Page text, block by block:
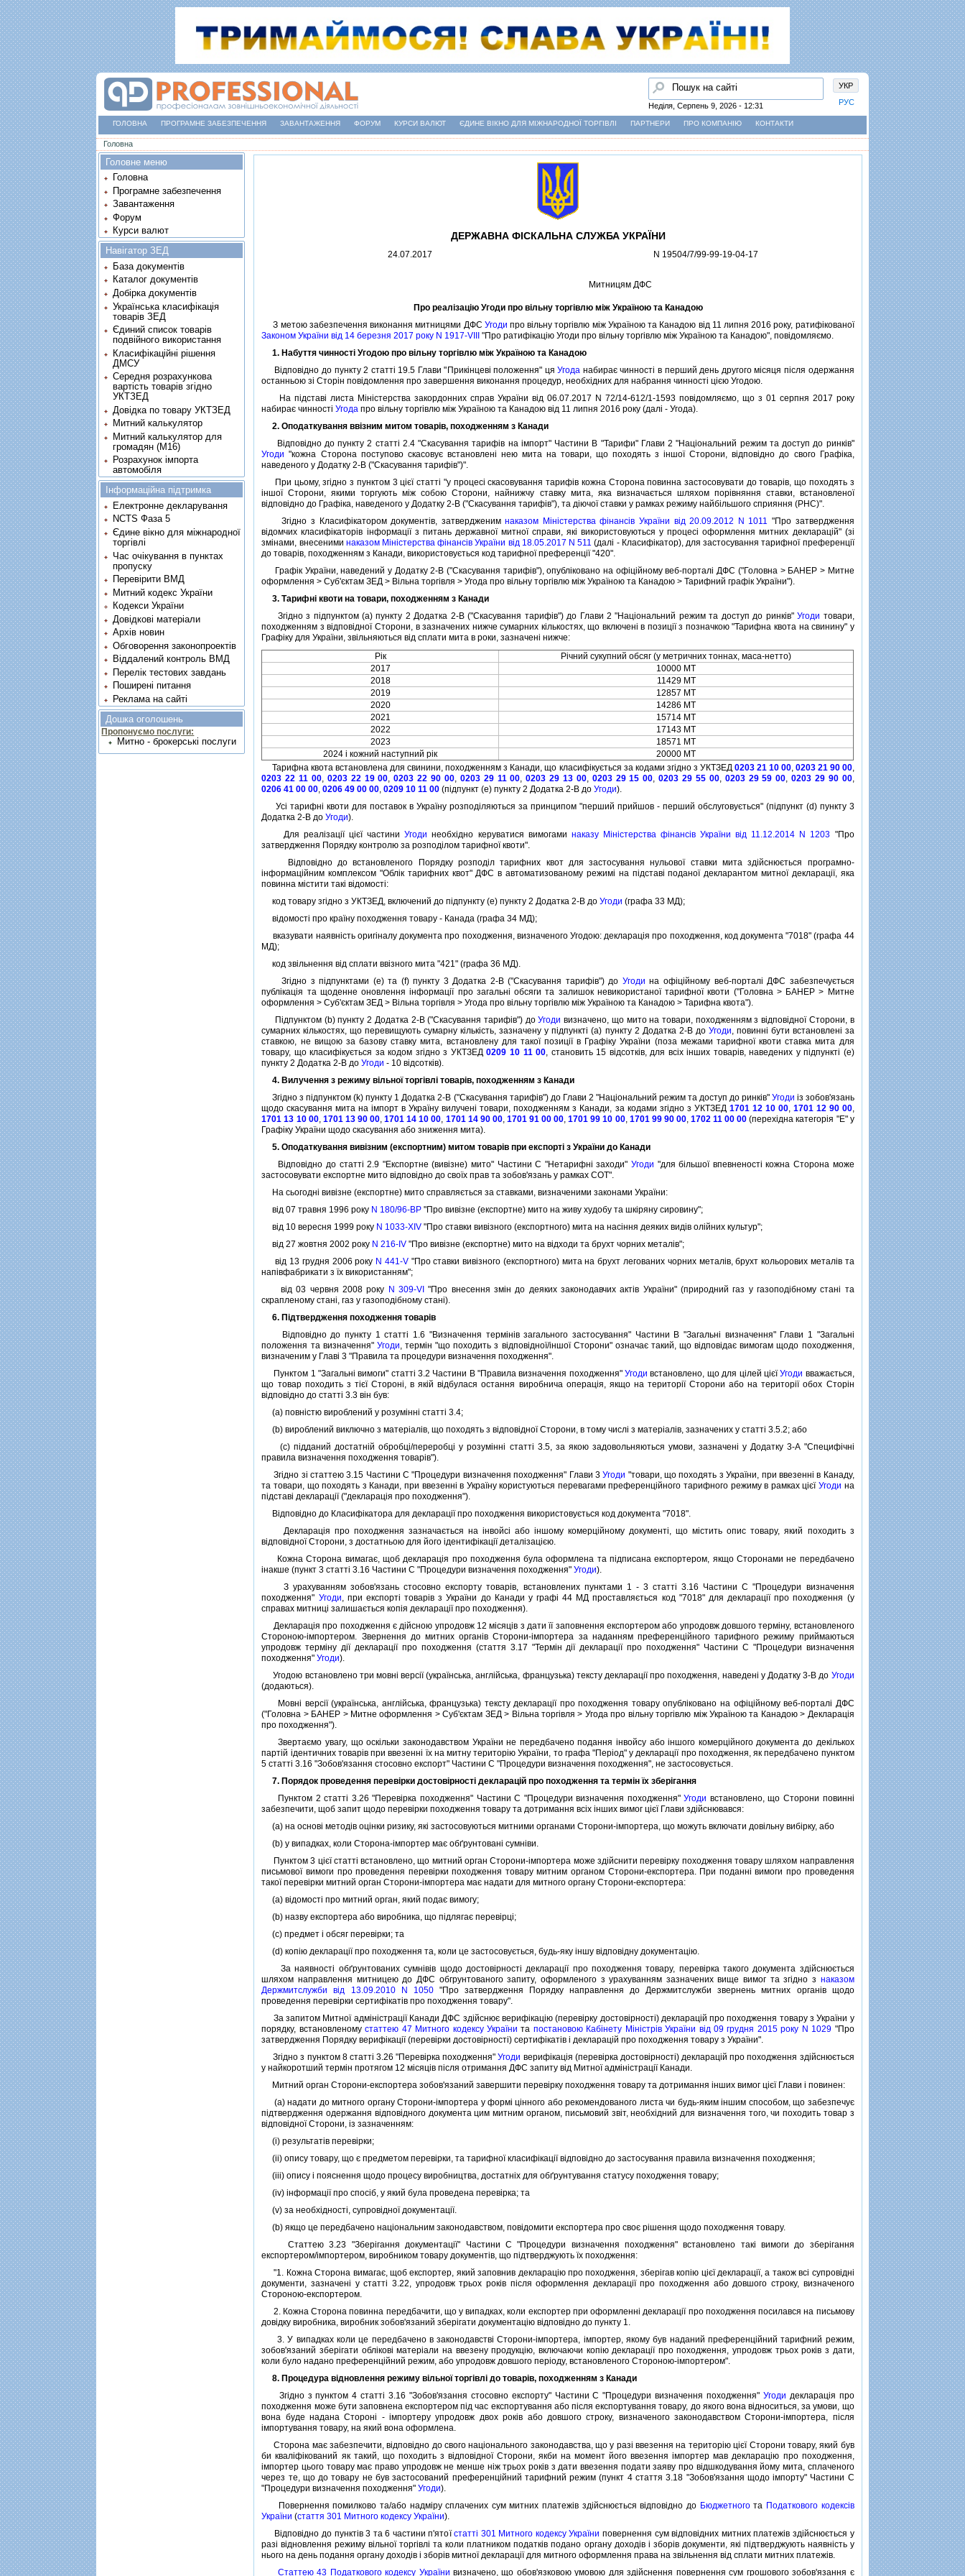
УКР
РУС
Пошук
Неділя, Серпень 9, 2026 - 12:31
ГОЛОВНА ПРОГРАМНЕ ЗАБЕЗПЕЧЕННЯ ЗАВАНТАЖЕННЯ ФОРУМ КУРСИ ВАЛЮТ ЄДИНЕ ВІКНО ДЛЯ МІЖНАРОДНОЇ ТОРГІВЛІ ПАРТНЕРИ ПРО КОМПАНІЮ КОНТАКТИ
Ви є тут
Головна
ДЕРЖАВНА ФIСКАЛЬНА СЛУЖБА УКРАЇНИ
24.07.2017 N 19504/7/99-99-19-04-17
Митницям ДФС
Про реалiзацiю Угоди про вiльну торгiвлю мiж Україною та Канадою
З метою забезпечення виконання митницями ДФС Угоди про вiльну торгiвлю мiж Україною та Канадою вiд 11 липня 2016 року, ратифiкованої
Законом України вiд 14 березня 2017 року N 1917-VIII
"Про ратифiкацiю Угоди про вiльну торгiвлю мiж Україною та Канадою", повiдомляємо.
1. Набуття чинностi Угодою про вiльну торгiвлю мiж Україною та Канадою
Вiдповiдно до пункту 2 статтi 19.5 Глави "Прикiнцевi положення" цяУгода набирає чинностi в перший день другого мiсяця пiсля одержання
останньою зi Сторiн повiдомлення про завершення виконання процедур, необхiдних для набрання чинностi цiєю Угодою.
На пiдставi листа Мiнiстерства закордонних справ України вiд 06.07.2017 N 72/14-612/1-1593 повiдомляємо, що з 01 серпня 2017 року
набирає чинностiУгода про вiльну торгiвлю мiж Україною та Канадою вiд 11 липня 2016 року (далi - Угода).
2. Оподаткування ввiзним митом товарiв, походженням з Канади
Вiдповiдно до пункту 2 статтi 2.4 "Скасування тарифiв на iмпорт" Частини В "Тарифи" Глави 2 "Нацiональний режим та доступ до ринкiв"
Угоди "кожна Сторона поступово скасовує встановленi нею мита на товари, що походять з iншої Сторони, вiдповiдно до свого Графiка,
наведеного у Додатку 2-B ("Скасування тарифiв")".
При цьому, згiдно з пунктом 3 цiєї статтi "у процесi скасовування тарифiв кожна Сторона повинна застосовувати до товарiв, що походять з
iншої Сторони, якими торгують мiж собою Сторони, найнижчу ставку мита, яка визначається шляхом порiвняння ставки, встановленої
вiдповiдно до Графiка, наведеного у Додатку 2-B ("Скасування тарифiв"), та дiючої ставки у рамках режиму найбiльшого сприяння (РНС)".
Згiдно з Класифiкатором документiв, затвердженимнаказом Мiнiстерства фiнансiв України вiд 20.09.2012 N 1011 "Про затвердження
вiдомчих класифiкаторiв iнформацiї з питань державної митної справи, якi використовуються у процесi оформлення митних декларацiй" (зi
змiнами, внесеними наказом Мiнiстерства фiнансiв України вiд 18.05.2017 N 511 (далi - Класифiкатор), для застосування тарифної преференцiї
до товарiв, походженням з Канади, використовується код тарифної преференцiї "420".
Графiк України, наведений у Додатку 2-B ("Скасування тарифiв"), опублiковано на офiцiйному веб-порталi ДФС ("Головна > БАНЕР > Митне
оформлення > Суб'єктам ЗЕД > Вiльна торгiвля > Угода про вiльну торгiвлю мiж Україною та Канадою > Тарифний графiк України").
3. Тарифнi квоти на товари, походженням з Канади
Згiдно з пiдпунктом (a) пункту 2 Додатка 2-B ("Скасування тарифiв") до Глави 2 "Нацiональний режим та доступ до ринкiв"Угоди товари,
походженням з вiдповiдної Сторони, в зазначених нижче сумарних кiлькостях, що включенi в позицiї з позначкою "Тарифна квота на свинину" у
Графiку для України, звiльняються вiд сплати мита в роки, зазначенi нижче:
Рiк
Рiчний сукупний обсяг (у метричних тоннах, маса-нетто)
2017
10000 МТ
2018
11429 МТ
2019
12857 МТ
2020
14286 МТ
2021
15714 МТ
2022
17143 МТ
2023
18571 МТ
2024 i кожний наступний рiк
20000 МТ
Тарифна квота встановлена для свинини, походженням з Канади, що класифiкується за кодами згiдно з УКТЗЕД 0203 21 10 00, 0203 21 90 00,
0203 22 11 00 0203 22 19 00 ,0203 22 90 00, 0203 29 11 00 ,0203 29 13 00, 0203 29 15 00 ,0203 29 55 00, 0203 29 59 00 ,0203 29 90 00,
0206 41 00 00 ,0206 49 00 00 ,0209 10 11 00 (пiдпункт (e) пункту 2 Додатка 2-B доУгоди).
Усi тарифнi квоти для поставок в Україну розподiляються за принципом "перший прийшов - перший обслуговується" (пiдпункт (d) пункту 3
Додатка 2-B доУгоди).
Для реалiзацiї цiєї частиниУгоди необхiдно керуватися вимогами наказу Мiнiстерства фiнансiв України вiд 11.12.2014 N 1203 "Про
затвердження Порядку контролю за розподiлом тарифної квоти".
Вiдповiдно до встановленого Порядку розподiл тарифних квот для застосування нульової ставки мита здiйснюється програмно-
iнформацiйним комплексом "Облiк тарифних квот" ДФС в автоматизованому режимi на пiдставi поданої декларантом митної декларацiї, яка
повинна мiстити такi вiдомостi:
код товару згiдно з УКТЗЕД, включений до пiдпункту (e) пункту 2 Додатка 2-B доУгоди (графа 33 МД);
вiдомостi про країну походження товару - Канада (графа 34 МД);
вказувати наявнiсть оригiналу документа про походження, визначеного Угодою: декларацiя про походження, код документа "7018" (графа 44
МД);
код звiльнення вiд сплати ввiзного мита "421" (графа 36 МД).
Згiдно з пiдпунктами (e) та (f) пункту 3 Додатка 2-B ("Скасування тарифiв") до Угоди на офiцiйному веб-порталi ДФС забезпечується
публiкацiя та щоденне оновлення iнформацiї про загальнi обсяги та залишок невикористаної тарифної квоти ("Головна > БАНЕР > Митне
оформлення > Суб'єктам ЗЕД > Вiльна торгiвля > Угода про вiльну торгiвлю мiж Україною та Канадою > Тарифна квота").
Пiдпунктом (b) пункту 2 Додатка 2-B ("Скасування тарифiв") доУгоди визначено, що мито на товари, походженням з вiдповiдної Сторони, в
сумарних кiлькостях, що перевищують сумарну кiлькiсть, зазначену у пiдпунктi (a) пункту 2 Додатка 2-B до Угоди , повиннi бути встановленi за
ставкою, не вищою за базову ставку мита, встановлену для такої позицiї в Графiку України (поза межами тарифної квоти ставка мита для
товару, що класифiкується за кодом згiдно з УКТЗЕД0209 10 11 00 , становить 15 вiдсоткiв, для всiх iнших товарiв, наведених у пiдпунктi (e)
пункту 2 Додатка 2-B доУгоди - 10 вiдсоткiв).
4. Вилучення з режиму вiльної торгiвлi товарiв, походженням з Канади
Згiдно з пiдпунктом (k) пункту 1 Додатка 2-B ("Скасування тарифiв") до Глави 2 "Нацiональний режим та доступ до ринкiв" Угоди iз зобов'язань
щодо скасування мита на iмпорт в Україну вилученi товари, походженням з Канади, за кодами згiдно з УКТЗЕД 1701 12 10 00, 1701 12 90 00,
1701 13 10 00, 1701 13 90 00 ,1701 14 10 00 1701 14 90 00, 1701 91 00 00 ,1701 99 10 00, 1701 99 90 00,1702 11 00 00 (перехiдна категорiя "Е" у
Графiку України щодо скасування або зниження мита).
5. Оподаткування вивiзним (експортним) митом товарiв при експортi з України до Канади
Вiдповiдно до статтi 2.9 "Експортне (вивiзне) мито" Частини C "Нетарифнi заходи" Угоди "для бiльшої впевненостi кожна Сторона може
застосовувати експортне мито вiдповiдно до своїх прав та зобов'язань у рамках СОТ".
На сьогоднi вивiзне (експортне) мито справляється за ставками, визначеними законами України:
вiд 07 травня 1996 року N 180/96-ВР "Про вивiзне (експортне) мито на живу худобу та шкiряну сировину";
вiд 10 вересня 1999 року N 1033-XIV "Про ставки вивiзного (експортного) мита на насiння деяких видiв олiйних культур";
вiд 27 жовтня 2002 року N 216-IV "Про вивiзне (експортне) мито на вiдходи та брухт чорних металiв";
вiд 13 грудня 2006 року N 441-V"Про ставки вивiзного (експортного) мита на брухт легованих чорних металiв, брухт кольорових металiв та
напiвфабрикати з їх використанням";
вiд 03 червня 2008 року N 309-VI "Про внесення змiн до деяких законодавчих актiв України" (природний газ у газоподiбному станi та
скрапленому станi, газ у газоподiбному станi).
6. Пiдтвердження походження товарiв
Вiдповiдно до пункту 1 статтi 1.6 "Визначення термiнiв загального застосування" Частини B "Загальнi визначення" Глави 1 "Загальнi
положення та визначення" Угоди , термiн "що походить з вiдповiдної/iншої Сторони" означає такий, що вiдповiдає вимогам щодо походження,
визначеним у Главi 3 "Правила та процедури визначення походження".
Пунктом 1 "Загальнi вимоги" статтi 3.2 Частини B "Правила визначення походження"Угоди встановлено, що для цiлей цiєїУгоди вважається,
що товар походить з тiєї Сторонi, в якiй вiдбулася остання виробнича операцiя, якщо на територiї Сторони або на територiї обох Сторiн
вiдповiдно до статтi 3.3 вiн був:
(a) повнiстю вироблений у розумiннi статтi 3.4;
(b) вироблений виключно з матерiалiв, що походять з вiдповiдної Сторони, в тому числi з матерiалiв, зазначених у статтi 3.5.2; або
(c) пiдданий достатнiй обробцi/переробцi у розумiннi статтi 3.5, за якою задовольняються умови, зазначенi у Додатку 3-A "Специфiчнi
правила визначення походження товарiв").
Згiдно зi статтею 3.15 Частини C "Процедури визначення походження" Глави 3Угоди "товари, що походять з України, при ввезеннi в Канаду,
та товари, що походять з Канади, при ввезеннi в Україну користуються перевагами преференцiйного тарифного режиму в рамках цiєїУгоди на
пiдставi декларацiї ("декларацiя про походження").
Вiдповiдно до Класифiкатора для декларацiї про походження використовується код документа "7018".
Декларацiя про походження зазначається на iнвойсi або iншому комерцiйному документi, що мiстить опис товару, який походить з
вiдповiдної Сторони, з достатньою для його iдентифiкацiї деталiзацiєю.
Кожна Сторона вимагає, щоб декларацiя про походження була оформлена та пiдписана експортером, якщо Сторонами не передбачено
iнакше (пункт 3 статтi 3.16 Частини C "Процедури визначення походження"Угоди).
З урахуванням зобов'язань стосовно експорту товарiв, встановлених пунктами 1 - 3 статтi 3.16 Частини C "Процедури визначення
походження" Угоди , при експортi товарiв з України до Канади у графi 44 МД проставляється код "7018" для декларацiї про походження (у
справах митницi залишається копiя декларацiї про походження).
Декларацiя про походження є дiйсною упродовж 12 мiсяцiв з дати її заповнення експортером або упродовж довшого термiну, встановленого
Стороною-iмпортером. Звернення до митних органiв Сторони-iмпортера за наданням преференцiйного тарифного режиму приймаються
упродовж термiну дiї декларацiї про походження (стаття 3.17 "Термiн дiї декларацiї про походження" Частини C "Процедури визначення
походження"Угоди).
Угодою встановлено три мовнi версiї (українська, англiйська, французька) тексту декларацiї про походження, наведенi у Додатку 3-B до Угоди
(додаються).
Мовнi версiї (українська, англiйська, французька) тексту декларацiї про походження товару опублiковано на офiцiйному веб-порталi ДФС
("Головна > БАНЕР > Митне оформлення > Суб'єктам ЗЕД > Вiльна торгiвля > Угода про вiльну торгiвлю мiж Україною та Канадою > Декларацiя
про походження").
Звертаємо увагу, що оскiльки законодавством України не передбачено подання iнвойсу або iншого комерцiйного документа до декiлькох
партiй iдентичних товарiв при ввезеннi їх на митну територiю України, то графа "Перiод" у декларацiї про походження, як передбачено пунктом
5 статтi 3.16 "Зобов'язання стосовно експорт" Частини C "Процедури визначення походження", не застосовується.
7. Порядок проведення перевiрки достовiрностi декларацiй про походження та термiн їх зберiгання
Пунктом 2 статтi 3.26 "Перевiрка походження" Частини C "Процедури визначення походження"Угоди встановлено, що Сторони повиннi
забезпечити, щоб запит щодо перевiрки походження товару та дотримання всiх iнших вимог цiєї Глави здiйснювався:
(a) на основi методiв оцiнки ризику, якi застосовуються митними органами Сторони-iмпортера, що можуть включати довiльну вибiрку, або
(b) у випадках, коли Сторона-iмпортер має обґрунтованi сумнiви.
Пунктом 3 цiєї статтi встановлено, що митний орган Сторони-iмпортера може здiйснити перевiрку походження товару шляхом направлення
письмової вимоги про проведення перевiрки походження товару митним органом Сторони-експортера. При поданнi вимоги про проведення
такої перевiрки митний орган Сторони-iмпортера має надати для митного органу Сторони-експортера:
(a) вiдомостi про митний орган, який подає вимогу;
(b) назву експортера або виробника, що пiдлягає перевiрцi;
(c) предмет i обсяг перевiрки; та
(d) копiю декларацiї про походження та, коли це застосовується, будь-яку iншу вiдповiдну документацiю.
За наявностi обґрунтованих сумнiвiв щодо достовiрностi декларацiї про походження товару, перевiрка такого документа здiйснюється
шляхом направлення митницею до ДФС обгрунтованого запиту, оформленого з урахуванням зазначених вище вимог та згiдно з наказом
Держмитслужби вiд 13.09.2010 N 1050"Про затвердження Порядку направлення до Держмитслужби звернень митних органiв щодо
проведення перевiрки сертифiкатiв про походження товару".
За запитом Митної адмiнiстрацiї Канади ДФС здiйснює верифiкацiю (перевiрку достовiрностi) декларацiй про походження товару з України у
порядку, встановленомустаттею 47 Митного кодексу України та постановою Кабiнету Мiнiстрiв України вiд 09 грудня 2015 року N 1029 "Про
затвердження Порядку верифiкацiї (перевiрки достовiрностi) сертифiкатiв i декларацiй про походження товару з України".
Згiдно з пунктом 8 статтi 3.26 "Перевiрка походження"Угоди верифiкацiя (перевiрка достовiрностi) декларацiй про походження здiйснюється
у найкоротший термiн протягом 12 мiсяцiв пiсля отримання ДФС запиту вiд Митної адмiнiстрацiї Канади.
Митний орган Сторони-експортера зобов'язаний завершити перевiрку походження товару та дотримання iнших вимог цiєї Глави i повинен:
(a) надати до митного органу Сторони-iмпортера у формi цiнного або рекомендованого листа чи будь-яким iншим способом, що забезпечує
пiдтвердження одержання вiдповiдного документа цим митним органом, письмовий звiт, необхiдний для визначення того, чи походить товар з
вiдповiдної Сторони, iз зазначенням:
(i) результатiв перевiрки;
(ii) опису товару, що є предметом перевiрки, та тарифної класифiкацiї вiдповiдно до застосування правила визначення походження;
(iii) опису i пояснення щодо процесу виробництва, достатнiх для обґрунтування статусу походження товару;
(iv) iнформацiї про спосiб, у який була проведена перевiрка; та
(v) за необхiдностi, супровiдної документацiї.
(b) якщо це передбачено нацiональним законодавством, повiдомити експортера про своє рiшення щодо походження товару.
Статтею 3.23 "Зберiгання документацiї" Частини C "Процедури визначення походження" встановлено такi вимоги до зберiгання
експортером/iмпортером, виробником товару документiв, що пiдтверджують їх походження:
"1. Кожна Сторона вимагає, щоб експортер, який заповнив декларацiю про походження, зберiгав копiю цiєї декларацiї, а також всi супровiднi
документи, зазначенi у статтi 3.22, упродовж трьох рокiв пiсля оформлення декларацiї про походження або довшого строку, визначеного
Стороною-експортером.
2. Кожна Сторона повинна передбачити, що у випадках, коли експортер при оформленнi декларацiї про походження посилався на письмову
довiдку виробника, виробник зобов'язаний зберiгати документацiю вiдповiдно до пункту 1.
3. У випадках коли це передбачено в законодавствi Сторони-iмпортера, iмпортер, якому був наданий преференцiйний тарифний режим,
зобов'язаний зберiгати облiковi матерiали на ввезену продукцiю, включаючи копiю декларацiї про походження, упродовж трьох рокiв з дати,
коли було надано преференцiйний режим, або упродовж довшого перiоду, встановленого Стороною-iмпортером".
8. Процедура вiдновлення режиму вiльної торгiвлi до товарiв, походженням з Канади
Згiдно з пунктом 4 статтi 3.16 "Зобов'язання стосовно експорту" Частини C "Процедури визначення походження" Угоди декларацiя про
походження може бути заповнена експортером пiд час експортування або пiсля експортування товару, до якого вона вiдноситься, за умови, що
вона буде надана Сторонi - iмпортеру упродовж двох рокiв або довшого строку, визначеного законодавством Сторони-iмпортера, пiсля
iмпортування товару, на який вона оформлена.
Сторона має забезпечити, вiдповiдно до свого нацiонального законодавства, що у разi ввезення на територiю цiєї Сторони товару, який був
би квалiфiкований як такий, що походить з вiдповiдної Сторони, якби на момент його ввезення iмпортер мав декларацiю про походження,
iмпортер цього товару має право упродовж не менше нiж трьох рокiв з дати ввезення подати заяву про вiдшкодування йому мита, сплаченого
через те, що до товару не був застосований преференцiйний тарифний режим (пункт 4 стаття 3.18 "Зобов'язання щодо iмпорту" Частини C
"Процедури визначення походження"Угоди).
Повернення помилково та/або надмiру сплачених сум митних платежiв здiйснюється вiдповiдно до Бюджетногота Податкового кодексiв
України (стаття 301 Митного кодексу України).
Вiдповiдно до пунктiв 3 та 6 частини п'ятоїстаттi 301 Митного кодексу України повернення сум вiдповiдних митних платежiв здiйснюється у
разi вiдновлення режиму вiльної торгiвлi та коли платником податкiв подано органу доходiв i зборiв документи, якi пiдтверджують наявнiсть у
нього на день подання органу доходiв i зборiв митної декларацiї для митного оформлення права на звiльнення вiд сплати митних платежiв.
Статтею 43 Податкового кодексу України визначено, що обов'язковою умовою для здiйснення повернення сум грошового зобов'язання є
Головне меню
Головна
Програмне забезпечення
Завантаження
Форум
Курси валют
Навігатор ЗЕД
База документів
Каталог документів
Добірка документів
Українська класифікація
товарів ЗЕД
Єдиний список товарів
подвійного використання
Класифікаційні рішення
ДМСУ
Середня розрахункова
вартість товарів згідно
УКТЗЕД
Довідка по товару УКТЗЕД
Митний калькулятор
Митний калькулятор для
громадян (М16)
Розрахунок імпорта
автомобіля
Інформаційна підтримка
Електронне декларування
NCTS Фаза 5
Єдине вікно для міжнародної
торгівлі
Час очікування в пунктах
пропуску
Перевірити ВМД
Митний кодекс України
Кодекси України
Довідкові матеріали
Архів новин
Обговорення законопроектів
Віддалений контроль ВМД
Перелік тестових завдань
Поширені питання
Реклама на сайті
Дошка оголошень
Пропонуємо послуги:
Митно - брокерські послуги